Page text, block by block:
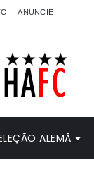
ANUNCIE
ALEMÃ